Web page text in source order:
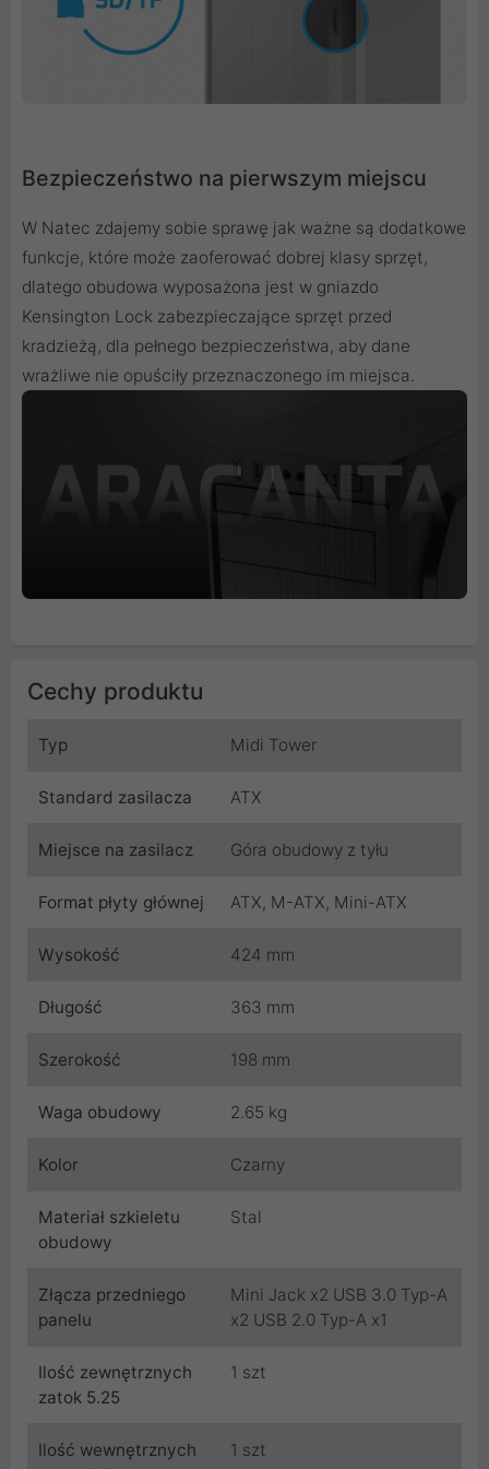
Bezpieczeństwo na pierwszym miejscu
W Natec zdajemy sobie sprawę jak ważne są dodatkowe
funkcje, które może zaoferować dobrej klasy sprzęt,
dlatego obudowa wyposażona jest w gniazdo
Kensington Lock zabezpieczające sprzęt przed
kradzieżą, dla pełnego bezpieczeństwa, aby dane
wrażliwe nie opuściły przeznaczonego im miejsca.
Cechy produktu
Typ Midi Tower
Standard zasilacza ATX
Miejsce na zasilacz Góra obudowy z tyłu
Format płyty głównej ATX, M-ATX, Mini-ATX
Wysokość 424 mm
Długość 363 mm
Szerokość 198 mm
Waga obudowy 2.65 kg
Kolor Czarny
Materiał szkieletu
obudowy
Stal
Złącza przedniego
panelu
Mini Jack x2 USB 3.0 Typ-A
x2 USB 2.0 Typ-A x1
Ilość zewnętrznych
zatok 5.25
1 szt
Ilość wewnętrznych
1 szt